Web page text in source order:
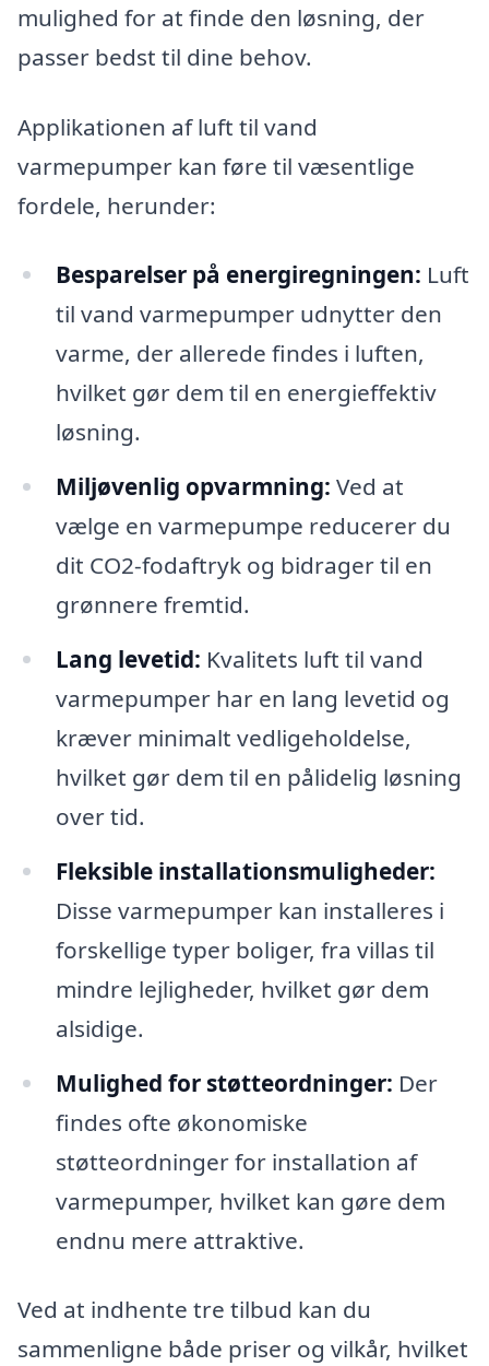
mulighed for at finde den løsning, der
passer bedst til dine behov.
Applikationen af luft til vand
varmepumper kan føre til væsentlige
fordele, herunder:
Besparelser på energiregningen: Luft
til vand varmepumper udnytter den
varme, der allerede findes i luften,
hvilket gør dem til en energieffektiv
løsning.
Miljøvenlig opvarmning: Ved at
vælge en varmepumpe reducerer du
dit CO2-fodaftryk og bidrager til en
grønnere fremtid.
Lang levetid: Kvalitets luft til vand
varmepumper har en lang levetid og
kræver minimalt vedligeholdelse,
hvilket gør dem til en pålidelig løsning
over tid.
Fleksible installationsmuligheder:
Disse varmepumper kan installeres i
forskellige typer boliger, fra villas til
mindre lejligheder, hvilket gør dem
alsidige.
Mulighed for støtteordninger: Der
findes ofte økonomiske
støtteordninger for installation af
varmepumper, hvilket kan gøre dem
endnu mere attraktive.
Ved at indhente tre tilbud kan du
sammenligne både priser og vilkår, hvilket